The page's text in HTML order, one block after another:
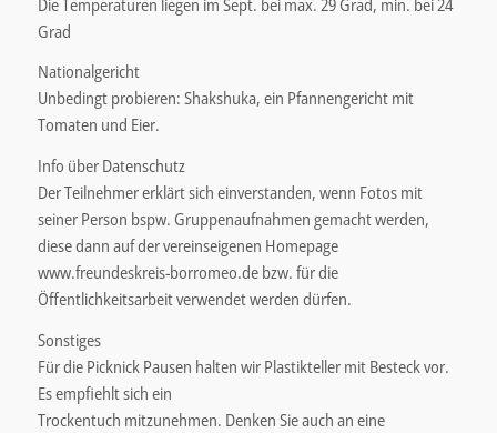
Grad
Nationalgericht
Unbedingt probieren: Shakshuka, ein Pfannengericht mit
Tomaten und Eier.
Info über Datenschutz
Der Teilnehmer erklärt sich einverstanden, wenn Fotos mit
seiner Person bspw. Gruppenaufnahmen gemacht werden,
diese dann auf der vereinseigenen Homepage
www.freundeskreis-borromeo.de bzw. für die
Öffentlichkeitsarbeit verwendet werden dürfen.
Sonstiges
Für die Picknick Pausen halten wir Plastikteller mit Besteck vor.
Es empfiehlt sich ein
Trockentuch mitzunehmen. Denken Sie auch an eine